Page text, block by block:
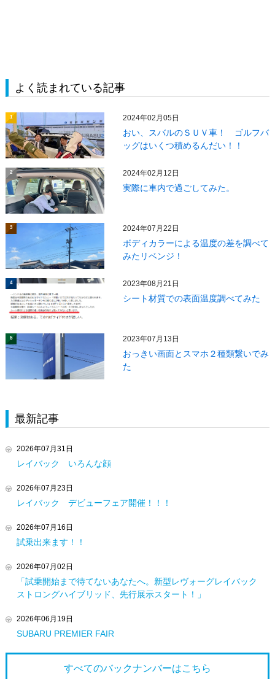
よく読まれている記事
1 2024年02月05日
おい、スバルのＳＵＶ車！ ゴルフバ
ッグはいくつ積めるんだい！！
2 2024年02月12日
実際に車内で過ごしてみた。
3 2024年07月22日
ボディカラーによる温度の差を調べて
みたリベンジ！
4 2023年08月21日
シート材質での表面温度調べてみた
5 2023年07月13日
おっきい画面とスマホ２種類繋いでみ
た
最新記事
2026年07月31日
レイバック いろんな顔
2026年07月23日
レイバック デビューフェア開催！！！
2026年07月16日
試乗出来ます！！
2026年07月02日
「試乗開始まで待てないあなたへ。新型レヴォーグレイバック
ストロングハイブリッド、先行展示スタート！」
2026年06月19日
SUBARU PREMIER FAIR
すべてのバックナンバーはこちら